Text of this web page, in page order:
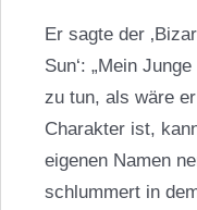
Er sagte der
Sun‘: „Mein
zu tun, als wäre
Charakter ist,
eigenen Namen
schlummert in